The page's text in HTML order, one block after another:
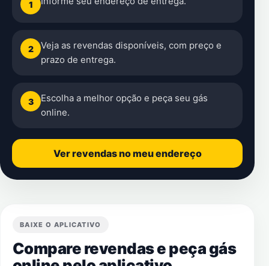
1
2
Veja as revendas disponíveis, com preço e
prazo de entrega.
3
Escolha a melhor opção e peça seu gás
online.
Ver revendas no meu endereço
BAIXE O APLICATIVO
Compare revendas e peça gás